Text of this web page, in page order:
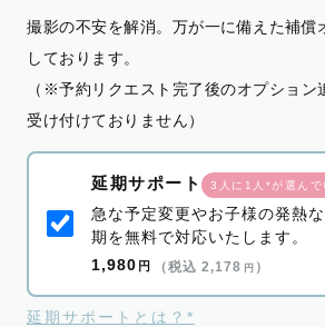
撮影の不安を解消。万が一に備えた補償
しております。
（※予約リクエスト完了後のオプション
受け付けておりません）
延期サポート 3人に1人*が選んで
急な予定変更やお子様の発熱
期を無料で対応いたします。
1,980 円 （税込 2,178 円 ）
延期サポートとは？*